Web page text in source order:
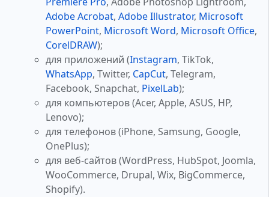
Adobe Acrobat, Adobe Illustrator, Microsoft
PowerPoint, Microsoft Word, Microsoft Office,
CorelDRAW);
для приложений (Instagram, TikTok,
WhatsApp, Twitter, CapCut, Telegram,
Facebook, Snapchat, PixelLab);
для компьютеров (Acer, Apple, ASUS, HP,
Lenovo);
для телефонов (iPhone, Samsung, Google,
OnePlus);
для веб-сайтов (WordPress, HubSpot, Joomla,
WooCommerce, Drupal, Wix, BigCommerce,
Shopify).